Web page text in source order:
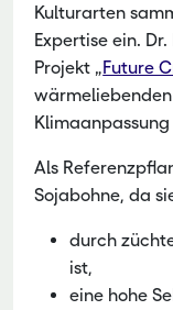
Kulturarten
Expertise ein.
Projekt „Future
Als
Sojabohne, da
durch
ist,
eine hohe